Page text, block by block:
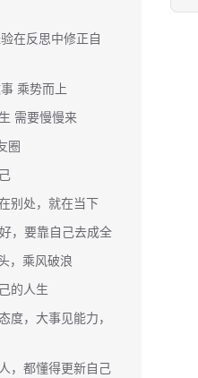
在反思中修正自
乘势而上
需要慢慢来
圈
别处，就在当下
，要靠自己去成全
，乘风破浪
的人生
度，大事见能力，
，都懂得更新自己